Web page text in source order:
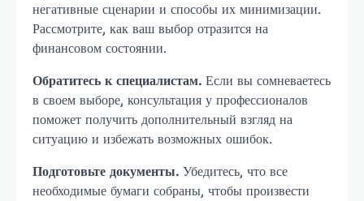
негативные сценарии и способы их минимизации.
Рассмотрите, как ваш выбор отразится на
финансовом состоянии.
Обратитесь к специалистам. Если вы сомневаетесь
в своем выборе, консультация у профессионалов
поможет получить дополнительный взгляд на
ситуацию и избежать возможных ошибок.
Подготовьте документы. Убедитесь, что все
необходимые бумаги собраны, чтобы произвести